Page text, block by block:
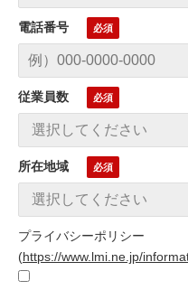
電話番号
従業員数
所在地域
プライバシーポリシー
(https://www.lmi.ne.jp/